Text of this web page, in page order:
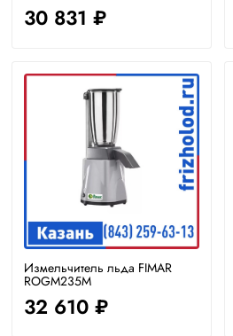
30 831 ₽
Измельчитель льда FIMAR
ROGM235M
32 610 ₽